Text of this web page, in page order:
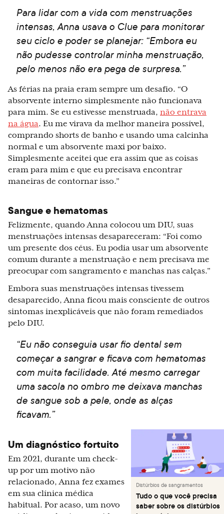
Para lidar com a vida com menstruações
intensas, Anna usava o Clue para monitorar
seu ciclo e poder se planejar: “Embora eu
não pudesse controlar minha menstruação,
pelo menos não era pega de surpresa.”
As férias na praia eram sempre um desafio. “O
absorvente interno simplesmente não funcionava
para mim. Se eu estivesse menstruada, não entrava
na água. Eu me virava da melhor maneira possível,
comprando shorts de banho e usando uma calcinha
normal e um absorvente maxi por baixo.
Simplesmente aceitei que era assim que as coisas
eram para mim e que eu precisava encontrar
maneiras de contornar isso.”
Sangue e hematomas
Felizmente, quando Anna colocou um DIU, suas
menstruações intensas desapareceram: “Foi como
um presente dos céus. Eu podia usar um absorvente
comum durante a menstruação e nem precisava me
preocupar com sangramento e manchas nas calças.”
Embora suas menstruações intensas tivessem
desaparecido, Anna ficou mais consciente de outros
sintomas inexplicáveis que não foram remediados
pelo DIU.
“Eu não conseguia usar fio dental sem
começar a sangrar e ficava com hematomas
com muita facilidade. Até mesmo carregar
uma sacola no ombro me deixava manchas
de sangue sob a pele, onde as alças
ficavam.”
Distúrbios de sangramentos
Tudo o que você precisa
saber sobre os distúrbios
Um diagnóstico fortuito
Em 2021, durante um check-
up por um motivo não
relacionado, Anna fez exames
em sua clínica médica
habitual. Por acaso, um novo